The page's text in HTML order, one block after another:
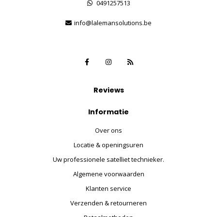
0491257513
info@lalemansolutions.be
Reviews
Informatie
Over ons
Locatie & openingsuren
Uw professionele satelliet technieker.
Algemene voorwaarden
Klanten service
Verzenden & retourneren